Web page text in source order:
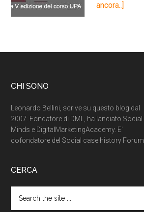
ancora..]
CHI SONO
Leonardo Bellini, scrive su questo blog dal
2007. Fondatore di DML, ha lanciato Social
Minds e DigitalMarketingAcademy. E'
cofondatore del Social case history Forum.
CERCA